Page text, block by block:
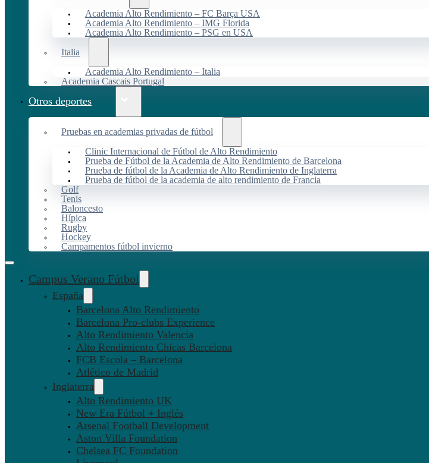
Academia Alto Rendimiento – FC Barça USA
Academia Alto Rendimiento – IMG Florida
Academia Alto Rendimiento – PSG en USA
Italia
Academia Alto Rendimiento – Italia
Academia Cascais Portugal
Otros deportes
Pruebas en academias privadas de fútbol
Clinic Internacional de Fútbol de Alto Rendimiento
Prueba de Fútbol de la Academia de Alto Rendimiento de Barcelona
Prueba de fútbol de la Academia de Alto Rendimiento de Inglaterra
Prueba de fútbol de la academia de alto rendimiento de Francia
Golf
Tenis
Baloncesto
Hípica
Rugby
Hockey
Campamentos fútbol invierno
Campus Verano Fútbol
España
Barcelona Alto Rendimiento
Barcelona Pro-clubs Experience
Alto Rendimiento Valencia
Alto Rendimiento Chicas Barcelona
FCB Escola – Barcelona
Atlético de Madrid
Inglaterra
Alto Rendimiento UK
New Era Fútbol + Inglés
Arsenal Football Development
Aston Villa Foundation
Chelsea FC Foundation